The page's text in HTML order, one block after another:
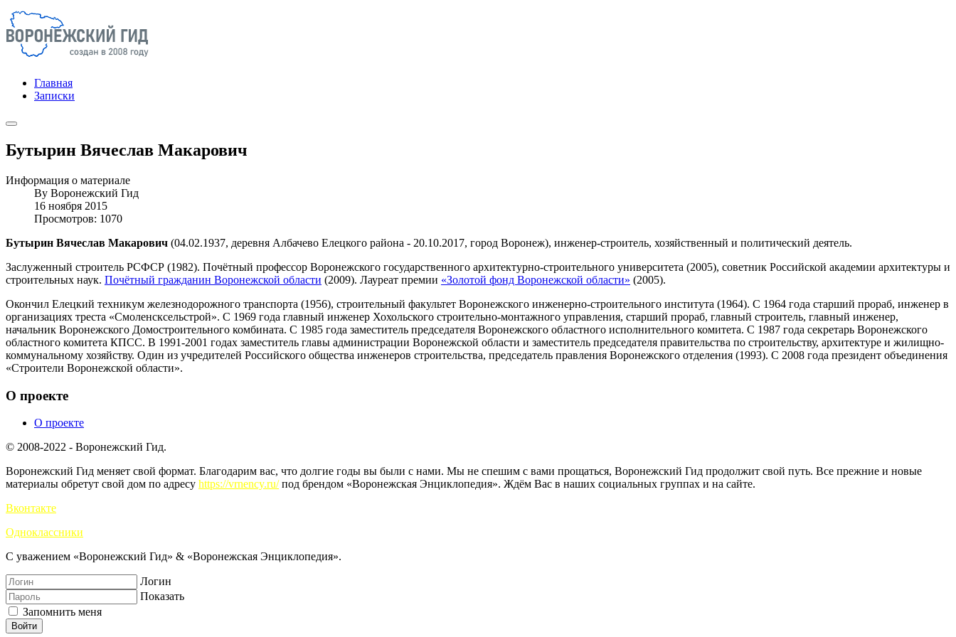
Главная
Записки
Бутырин Вячеслав Макарович
Информация о материале
By Воронежский Гид
16 ноября 2015
Просмотров: 1070
Бутырин Вячеслав Макарович (04.02.1937, деревня Албачево Елецкого района - 20.10.2017, город Воронеж), инженер-строитель, хозяйственный и политический деятель.
Заслуженный строитель РСФСР (1982). Почётный профессор Воронежского государственного архитектурно-строительного университета (2005), советник Российской академии архитектуры и
строительных наук. Почётный гражданин Воронежской области (2009). Лауреат премии «Золотой фонд Воронежской области» (2005).
Окончил Елецкий техникум железнодорожного транспорта (1956), строительный факультет Воронежского инженерно-строительного института (1964). С 1964 года старший прораб, инженер в
организациях треста «Смоленсксельстрой». С 1969 года главный инженер Хохольского строительно-монтажного управления, старший прораб, главный строитель, главный инженер,
начальник Воронежского Домостроительного комбината. С 1985 года заместитель председателя Воронежского областного исполнительного комитета. С 1987 года секретарь Воронежского
областного комитета КПСС. В 1991-2001 годах заместитель главы администрации Воронежской области и заместитель председателя правительства по строительству, архитектуре и жилищно-
коммунальному хозяйству. Один из учредителей Российского общества инженеров строительства, председатель правления Воронежского отделения (1993). С 2008 года президент объединения
«Строители Воронежской области».
О проекте
О проекте
© 2008-2022 - Воронежский Гид.
Воронежский Гид меняет свой формат. Благодарим вас, что долгие годы вы были с нами. Мы не спешим с вами прощаться, Воронежский Гид продолжит свой путь. Все прежние и новые
материалы обретут свой дом по адресу https://vrnency.ru/под брендом «Воронежская Энциклопедия». Ждём Вас в наших социальных группах и на сайте.
Вконтакте
Одноклассники
С уважением «Воронежский Гид» & «Воронежская Энциклопедия».
Логин
Показать
Запомнить меня
Войти